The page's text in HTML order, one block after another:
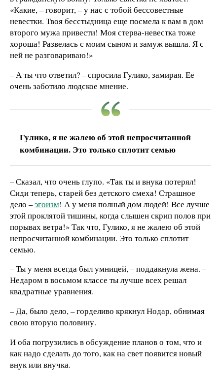
«Какие, – говорит, – у нас с тобой бессовестные
невестки. Твоя бесстыдница еще посмела к вам в дом
второго мужа привести! Моя стерва-невестка тоже
хороша! Развелась с моим сыном и замуж вышла. Я с
ней не разговариваю!»
– А ты что ответил? – спросила Гулико, замирая. Ее
очень заботило людское мнение.
Гулико, я не жалею об этой непросчитанной
комбинации. Это только сплотит семью
– Сказал, что очень глупо. «Так ты и внука потерял!
Сиди теперь, старей без детского смеха! Страшное
дело –эгоизм! А у меня полный дом людей! Все лучше
этой проклятой тишины, когда слышен скрип полов при
порывах ветра!» Так что, Гулико, я не жалею об этой
непросчитанной комбинации. Это только сплотит
семью.
– Ты у меня всегда был умницей, – поддакнула жена. –
Недаром в восьмом классе ты лучше всех решал
квадратные уравнения.
– Да, было дело, – горделиво крякнул Нодар, обнимая
свою вторую половину.
И оба погрузились в обсуждение планов о том, что и
как надо сделать до того, как на свет появится новый
внук или внучка.